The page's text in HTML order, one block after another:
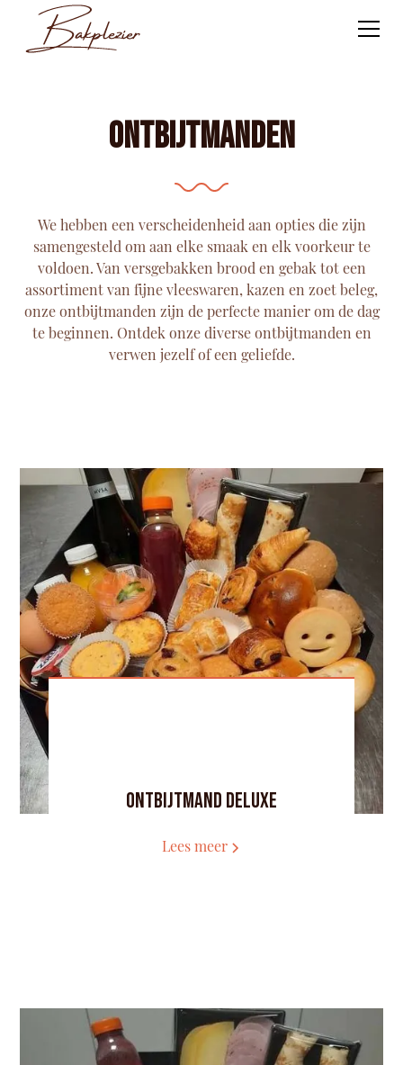
Ontbijtmanden
We hebben een verscheidenheid aan opties die zijn
samengesteld om aan elke smaak en elk voorkeur te
voldoen. Van versgebakken brood en gebak tot een
assortiment van fijne vleeswaren, kazen en zoet beleg,
onze ontbijtmanden zijn de perfecte manier om de dag
te beginnen. Ontdek onze diverse ontbijtmanden en
verwen jezelf of een geliefde.
Ontbijtmand deluxe
Lees meer